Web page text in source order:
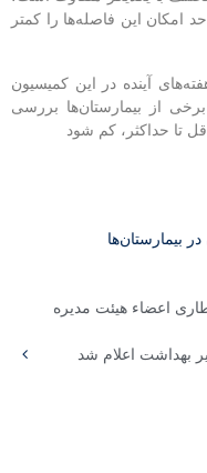
امکان این فاصله‌ها را کمتر
آینده در این کمیسیون
از بیمارستان‌ها بررسی
تا حداکثر، کم شود
اعضاء هیئت مدیره
بهداشت اعلام شد